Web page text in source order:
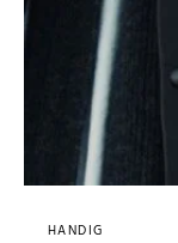
HANDIG